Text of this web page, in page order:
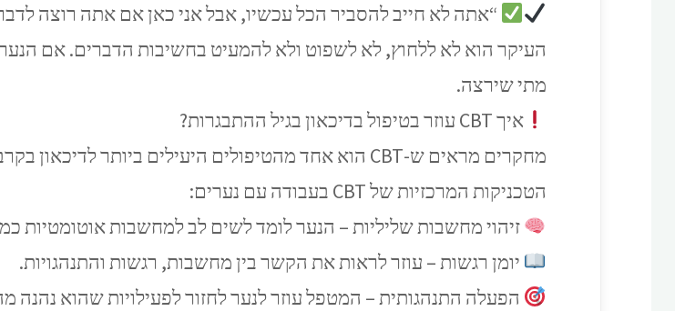
“אתה לא חייב להסביר הכל עכשיו, אבל אני כאן אם אתה רוצה
העיקר הוא לא ללחוץ, לא לשפוט ולא להמעיט בחשיבות הדברים. אם
מתי שירצה.
איך CBT עוזר בטיפול בדיכאון בגיל ההתבגרות?
מחקרים מראים ש-CBT הוא אחד מהטיפולים היעילים ביותר לדיכאון בקרב נערים (Weersing, 2002).
הטכניקות המרכזיות של CBT בעבודה עם נערים:
זיהוי מחשבות שליליות – הנער לומד לשים לב למחשבות אוטומטיות
יומן רגשות – עוזר לראות את הקשר בין מחשבות, רגשות והתנהגויות.
הפעלה התנהגותית – המטפל עוזר לנער לחזור לפעילויות שהוא